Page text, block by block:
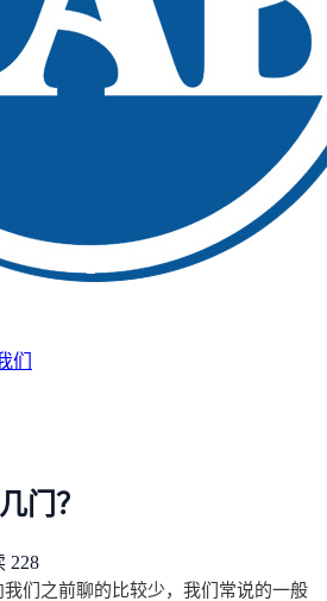
们
门？
228
们之前聊的比较少，我们常说的一般